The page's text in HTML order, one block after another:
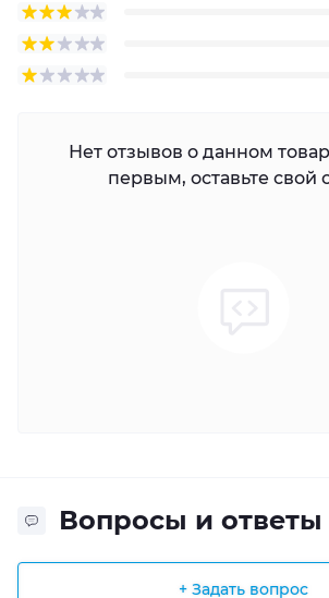
Нет отзывов о данном
первым, оставьте свой
Вопросы и ответы
+ Задать вопрос